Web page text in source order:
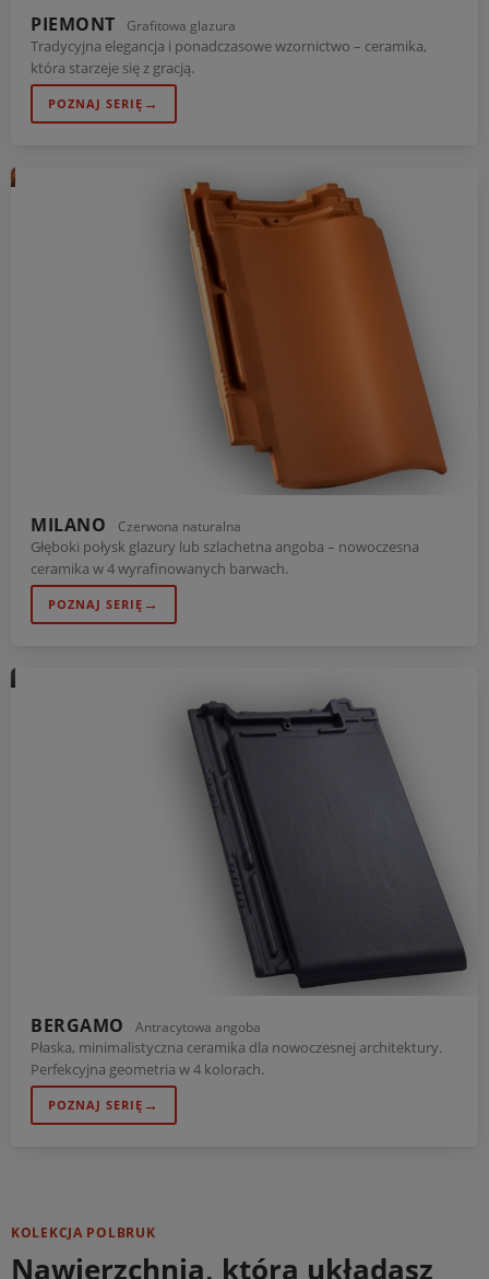
PIEMONT Grafitowa glazura
Tradycyjna elegancja i ponadczasowe wzornictwo – ceramika,
która starzeje się z gracją.
POZNAJ SERIĘ →
MILANO Czerwona naturalna
Głęboki połysk glazury lub szlachetna angoba – nowoczesna
ceramika w 4 wyrafinowanych barwach.
POZNAJ SERIĘ →
BERGAMO Antracytowa angoba
Płaska, minimalistyczna ceramika dla nowoczesnej architektury.
Perfekcyjna geometria w 4 kolorach.
POZNAJ SERIĘ →
KOLEKCJA POLBRUK
Nawierzchnia, którą układasz